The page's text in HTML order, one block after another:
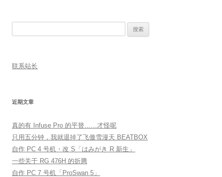
联系站长
近期文章
真的有 Infuse Pro 的平替……才怪呢
只用五分钟，我就退掉了飞傲雪漫天 BEATBOX
自作 PC 4 号机・改 S「はみがき R 新生」
一些关于 RG 476H 的折腾
自作 PC 7 号机「ProSwan 5」